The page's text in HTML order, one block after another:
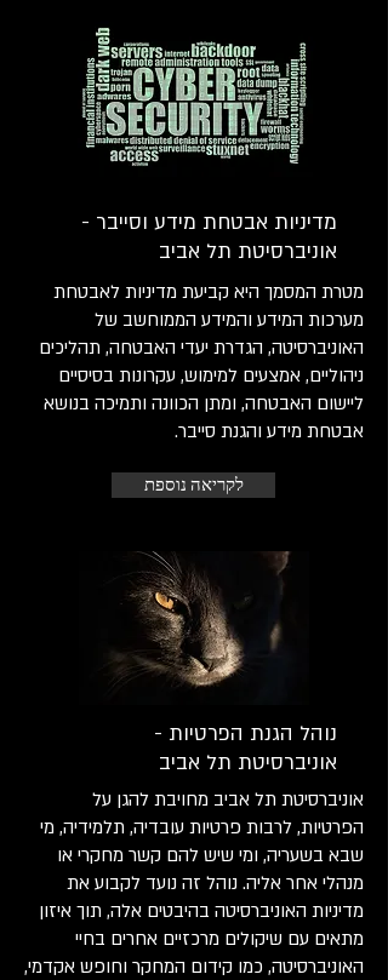
מדיניות אבטחת מידע וסייבר -
אוניברסיטת תל אביב
מטרת המסמך היא קביעת מדיניות לאבטחת
מערכות המידע והמידע הממוחשב של
האוניברסיטה, הגדרת יעדי האבטחה, תהליכים
ניהוליים, אמצעים למימוש, עקרונות בסיסיים
ליישום האבטחה, ומתן הכוונה ותמיכה בנושא
אבטחת מידע והגנת סייבר.
לקריאה נוספת
נוהל הגנת הפרטיות -
אוניברסיטת תל אביב
אוניברסיטת תל אביב מחויבת להגן על
הפרטיות, לרבות פרטיות עובדיה, תלמידיה, מי
שבא בשעריה, ומי שיש להם קשר מחקרי או
מנהלי אחר אליה. נוהל זה נועד לקבוע את
מדיניות האוניברסיטה בהיבטים אלה, תוך איזון
מתאים עם שיקולים מרכזיים אחרים בחיי
האוניברסיטה, כמו קידום המחקר וחופש אקדמי,